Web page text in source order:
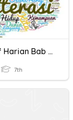
Sumatif Harian Bab 5 Teks Literasi Kelas 7
7th